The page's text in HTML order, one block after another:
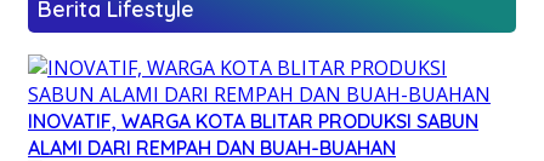
Berita Lifestyle
INOVATIF, WARGA KOTA BLITAR PRODUKSI SABUN
ALAMI DARI REMPAH DAN BUAH-BUAHAN